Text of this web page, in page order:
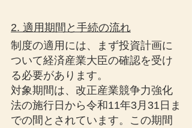
2. 適用期間と手続の流れ
制度の適用には、まず投資計画に
ついて経済産業大臣の確認を受け
る必要があります。
対象期間は、改正産業競争力強化
法の施行日から令和11年3月31日ま
での間とされています。この期間